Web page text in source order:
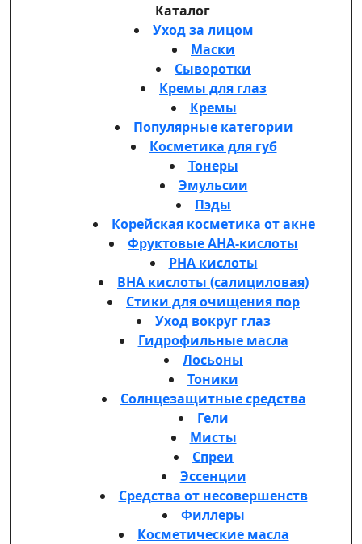
Каталог
Уход за лицом
Маски
Сыворотки
Кремы для глаз
Кремы
Популярные категории
Косметика для губ
Тонеры
Эмульсии
Пэды
Корейская косметика от акне
Фруктовые AHA-кислоты
PHA кислоты
BHA кислоты (салициловая)
Стики для очищения пор
Уход вокруг глаз
Гидрофильные масла
Лосьоны
Тоники
Солнцезащитные средства
Гели
Мисты
Спреи
Эссенции
Средства от несовершенств
Филлеры
Косметические масла